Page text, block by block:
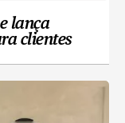
lança
clientes